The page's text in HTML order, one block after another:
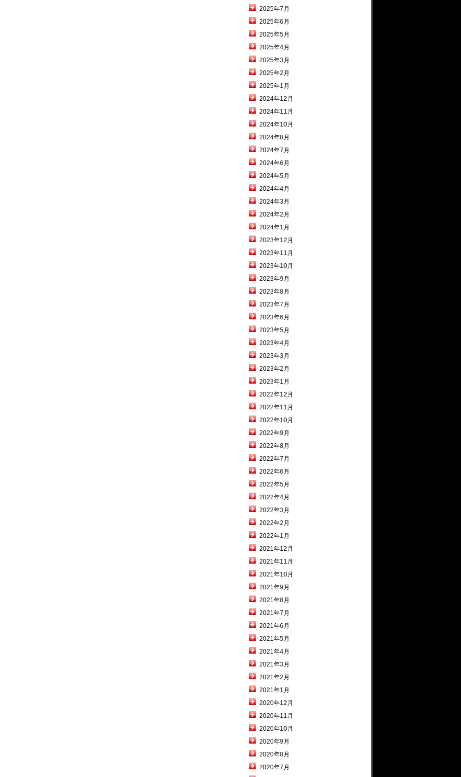
2025年7月
2025年6月
2025年5月
2025年4月
2025年3月
2025年2月
2025年1月
2024年12月
2024年11月
2024年10月
2024年8月
2024年7月
2024年6月
2024年5月
2024年4月
2024年3月
2024年2月
2024年1月
2023年12月
2023年11月
2023年10月
2023年9月
2023年8月
2023年7月
2023年6月
2023年5月
2023年4月
2023年3月
2023年2月
2023年1月
2022年12月
2022年11月
2022年10月
2022年9月
2022年8月
2022年7月
2022年6月
2022年5月
2022年4月
2022年3月
2022年2月
2022年1月
2021年12月
2021年11月
2021年10月
2021年9月
2021年8月
2021年7月
2021年6月
2021年5月
2021年4月
2021年3月
2021年2月
2021年1月
2020年12月
2020年11月
2020年10月
2020年9月
2020年8月
2020年7月